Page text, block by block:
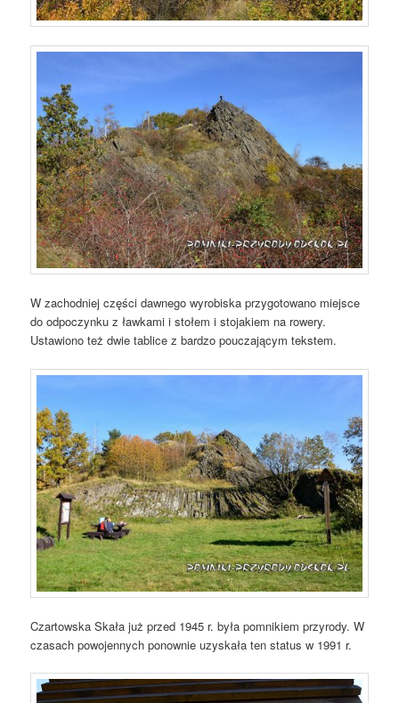
W zachodniej części dawnego wyrobiska przygotowano miejsce
do odpoczynku z ławkami i stołem i stojakiem na rowery.
Ustawiono też dwie tablice z bardzo pouczającym tekstem.
Czartowska Skała już przed 1945 r. była pomnikiem przyrody. W
czasach powojennych ponownie uzyskała ten status w 1991 r.